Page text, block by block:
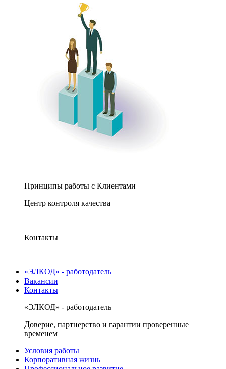
Принципы работы с Клиентами
Центр контроля качества
Контакты
«ЭЛКОД» - работодатель
Вакансии
Контакты
«ЭЛКОД» - работодатель
Доверие, партнерство и гарантии проверенные
временем
Условия работы
Корпоративная жизнь